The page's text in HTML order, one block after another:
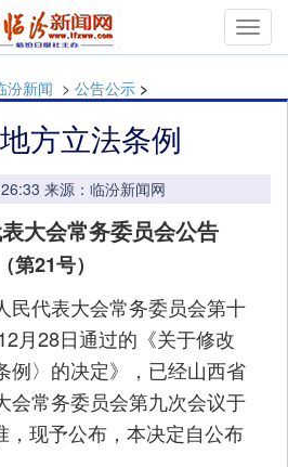
汾新闻 > 公告公示 >
方立法条例
来源：临汾新闻网
大会常务委员会公告
（第21号）
代表大会常务委员会第十
月28日通过的《关于修改
例〉的决定》，已经山西省
会常务委员会第九次会议于
，现予公布，本决定自公布